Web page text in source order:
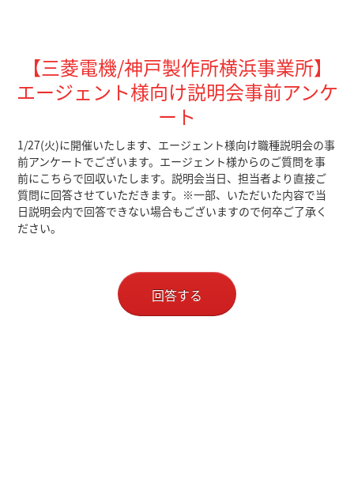
【三菱電機/神戸製作所横浜事業所】
エージェント様向け説明会事前アンケ
ート
1/27(火)に開催いたします、エージェント様向け職種説明会の事
前アンケートでございます。エージェント様からのご質問を事
前にこちらで回収いたします。説明会当日、担当者より直接ご
質問に回答させていただきます。※一部、いただいた内容で当
日説明会内で回答できない場合もございますので何卒ご了承く
ださい。
回答する